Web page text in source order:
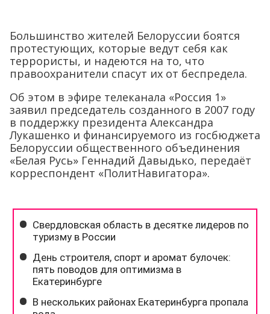
Большинство жителей Белоруссии боятся
протестующих, которые ведут себя как
террористы, и надеются на то, что
правоохранители спасут их от беспредела.
Об этом в эфире телеканала «Россия 1»
заявил председатель созданного в 2007 году
в поддержку президента Александра
Лукашенко и финансируемого из госбюджета
Белоруссии общественного объединения
«Белая Русь» Геннадий Давыдько, передаёт
корреспондент «ПолитНавигатора».